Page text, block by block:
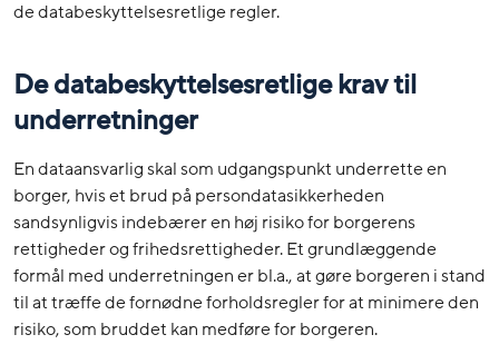
de databeskyttelsesretlige regler.
De databeskyttelsesretlige krav til
underretninger
En dataansvarlig skal som udgangspunkt underrette en
borger, hvis et brud på persondatasikkerheden
sandsynligvis indebærer en høj risiko for borgerens
rettigheder og frihedsrettigheder. Et grundlæggende
formål med underretningen er bl.a., at gøre borgeren i stand
til at træffe de fornødne forholdsregler for at minimere den
risiko, som bruddet kan medføre for borgeren.